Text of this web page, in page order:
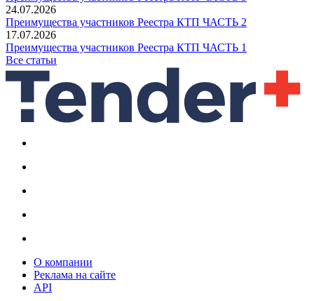
24.07.2026
Преимущества участников Реестра КТП ЧАСТЬ 2
17.07.2026
Преимущества участников Реестра КТП ЧАСТЬ 1
Все статьи
О компании
Реклама на сайте
API